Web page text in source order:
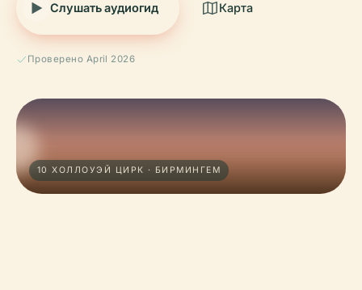
Слушать аудиогид Карта
Проверено April 2026
10 ХОЛЛОУЭЙ ЦИРК · БИРМИНГЕМ